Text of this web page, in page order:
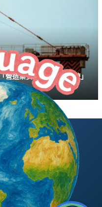
營造業安全衛生教育訓練」